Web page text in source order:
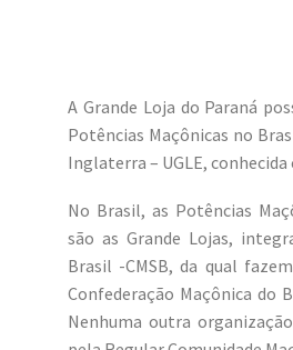
A Grande Loja do Paraná
Potências Maçônicas no
Inglaterra – UGLE, conhecida
No Brasil, as Potências
são as Grande Lojas,
Brasil -CMSB, da qual
Confederação Maçônica do
Nenhuma outra